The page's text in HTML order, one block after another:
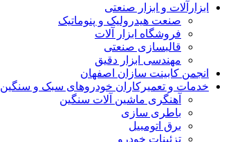
ابزارآلات و ابزار صنعتی
صنعت هیدرولیک و پنوماتیک
فروشگاه ابزار آلات
قالبسازی صنعتی
مهندسی ابزار دقیق
انجمن کابینت سازان اصفهان
خدمات و تعمیرکاران خودروهای سبک و سنگین
آهنگری ماشین آلات سنگین
باطری سازی
برق اتومبیل
تزئینات خودرو